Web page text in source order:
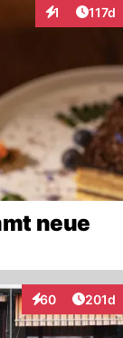
1
Interaktionen
117d
neue
60
Interaktionen
201d